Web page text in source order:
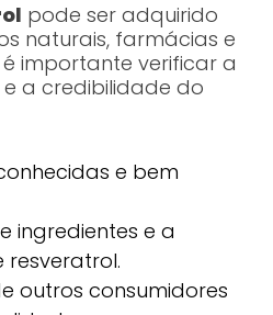
pode ser adquirido
naturais, farmácias e
importante verificar a
a credibilidade do
e bem
ingredientes e a
outros consumidores